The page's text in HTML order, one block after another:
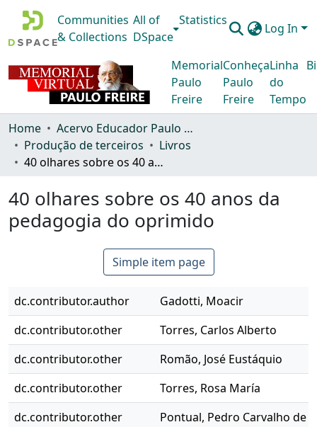
Communities
& Collections
All of
DSpace
Statistics
Log In
Memorial
Paulo
Freire
Conheça
Paulo
Freire
Linha
do
Tempo
Home
Acervo Educador Paulo Freire
Produção de terceiros
Livros
40 olhares sobre os 40 anos da pedagogia do oprimido
40 olhares sobre os 40 anos da
pedagogia do oprimido
Simple item page
dc.contributor.author
Gadotti, Moacir
dc.contributor.other
Torres, Carlos Alberto
dc.contributor.other
Romão, José Eustáquio
dc.contributor.other
Torres, Rosa María
dc.contributor.other
Pontual, Pedro Carvalho de